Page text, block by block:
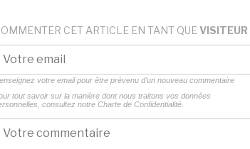
CET ARTICLE EN TANT QUE VISITEUR
votre email pour être prévenu d'un nouveau commentaire
tout savoir sur la manière dont nous traitons vos données
consultez notre Charte de Confidentialité.